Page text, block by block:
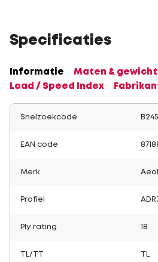
Specificaties
Informatie
Maten &
Load / Speed Index
Snelzoekcode
EAN code
Merk
Profiel
Ply rating 18
TL/TT